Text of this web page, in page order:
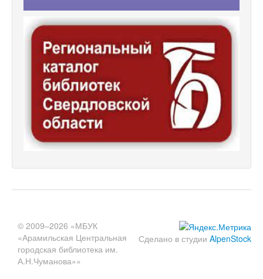
Сделано в студии AlpenStock
© 2009–2026 «МБУК
«Арамильская Центральная
городская библиотека им.
А.Н.Чуманова»»